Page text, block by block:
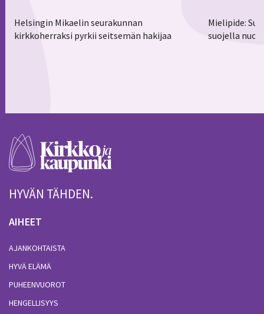
Helsingin Mikaelin seurakunnan
kirkkoherraksi pyrkii seitsemän hakijaa
Mielipide:
suojella
HYVÄN TÄHDEN.
AIHEET
AJANKOHTAISTA
HYVÄ ELÄMÄ
PUHEENVUOROT
HENGELLISYYS